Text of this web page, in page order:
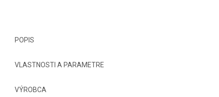
POPIS
VLASTNOSTI A PARAMETRE
VÝROBCA